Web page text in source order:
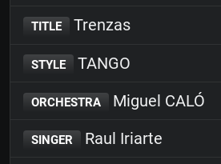
TITLE Trenzas
STYLE TANGO
ORCHESTRA Miguel CALÓ
SINGER Raul Iriarte